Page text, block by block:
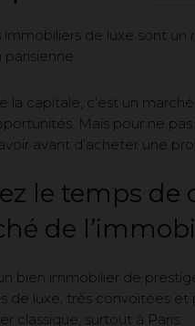
immobiliers de luxe sont
la capitale, c’est un
Mais pour ne
avant d’acheter une
le temps
de
bien immobilier de
de luxe, très convoitées et
classique, surtout à Paris.